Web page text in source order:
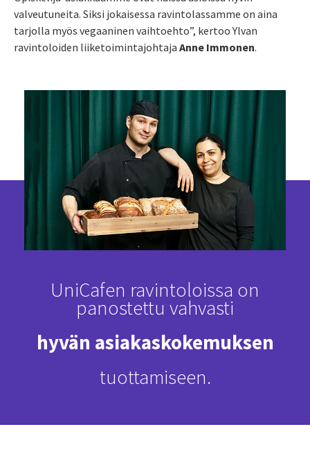
valveutuneita. Siksi jokaisessa ravintolassamme on aina
tarjolla myös vegaaninen vaihtoehto”, kertoo Ylvan
ravintoloiden liiketoimintajohtaja Anne Immonen.
UniCafen ravintoloissa on
panostettu vahvasti
hyvän asiakaskokemuksen
tuottamiseen.